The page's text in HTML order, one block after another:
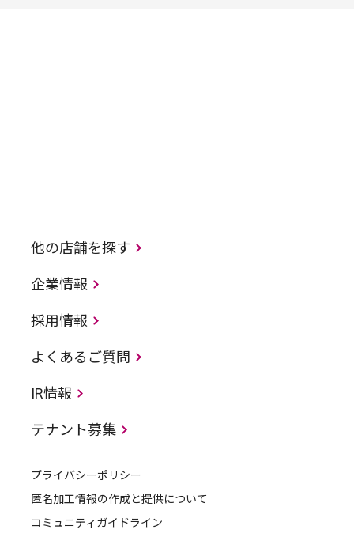
他の店舗を探す
企業情報
採用情報
よくあるご質問
IR情報
テナント募集
プライバシーポリシー
匿名加工情報の作成と提供について
コミュニティガイドライン